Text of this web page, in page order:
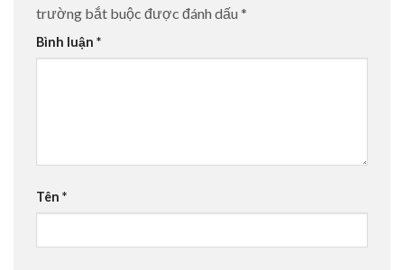
trường bắt buộc được đánh dấu *
Bình luận *
Tên *